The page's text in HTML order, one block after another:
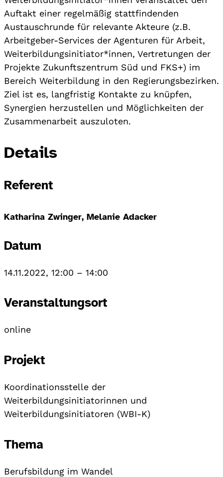
Auftakt einer regelmäßig stattfindenden
Austauschrunde für relevante Akteure (z.B.
Arbeitgeber-Services der Agenturen für Arbeit,
Weiterbildungsinitiator*innen, Vertretungen der
Projekte Zukunftszentrum Süd und FKS+) im
Bereich Weiterbildung in den Regierungsbezirken.
Ziel ist es, langfristig Kontakte zu knüpfen,
Synergien herzustellen und Möglichkeiten der
Zusammenarbeit auszuloten.
Details
Referent
Katharina Zwinger, Melanie Adacker
Datum
14.11.2022, 12:00 – 14:00
Veranstaltungsort
online
Projekt
Koordinationsstelle der
Weiterbildungsinitiatorinnen und
Weiterbildungsinitiatoren (WBI-K)
Thema
Berufsbildung im Wandel